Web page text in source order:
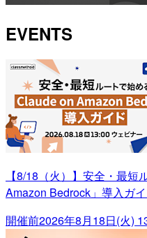
EVENTS
【8/18（火）】安全・最
Amazon Bedrock」導入ガ
開催前2026年8月18日(火)